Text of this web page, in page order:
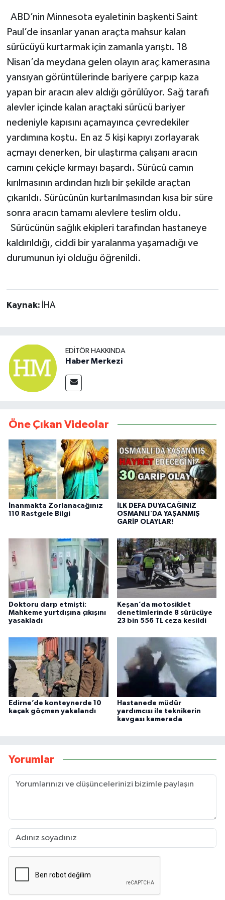
ABD’nin Minnesota eyaletinin başkenti Saint
Paul’de insanlar yanan araçta mahsur kalan
sürücüyü kurtarmak için zamanla yarıştı. 18
Nisan’da meydana gelen olayın araç kamerasına
yansıyan görüntülerinde bariyere çarpıp kaza
yapan bir aracın alev aldığı görülüyor. Sağ tarafı
alevler içinde kalan araçtaki sürücü bariyer
nedeniyle kapısını açamayınca çevredekiler
yardımına koştu. En az 5 kişi kapıyı zorlayarak
açmayı denerken, bir ulaştırma çalışanı aracın
camını çekiçle kırmayı başardı. Sürücü camın
kırılmasının ardından hızlı bir şekilde araçtan
çıkarıldı. Sürücünün kurtarılmasından kısa bir süre
sonra aracın tamamı alevlere teslim oldu.
Sürücünün sağlık ekipleri tarafından hastaneye
kaldırıldığı, ciddi bir yaralanma yaşamadığı ve
durumunun iyi olduğu öğrenildi.
Kaynak: İHA
EDITÖR HAKKINDA
Haber Merkezi
Öne Çıkan Videolar
İnanmakta Zorlanacağınız
110 Rastgele Bilgi
İLK DEFA DUYACAĞINIZ
OSMANLI'DA YAŞANMIŞ
GARİP OLAYLAR!
Doktoru darp etmişti:
Mahkeme yurtdışına çıkışını
yasakladı
Keşan’da motosiklet
denetimlerinde 8 sürücüye
23 bin 556 TL ceza kesildi
Edirne’de konteynerde 10
kaçak göçmen yakalandı
Hastanede müdür
yardımcısı ile teknikerin
kavgası kamerada
Yorumlar